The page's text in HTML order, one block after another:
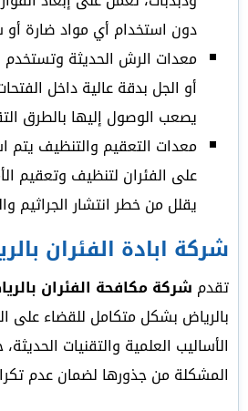
دون استخدام أي مواد ضارة
معدات الرش الحديثة وتستخدم
أو الجل بدقة عالية داخل
يصعب الوصول إليها بالطرق
معدات التعقيم والتنظيف يتم
على الفئران لتنظيف وتعقيم
يقلل من خطر انتشار الجراثيم
شركة ابادة الفئران
تقدم شركة مكافحة الفئران
بالرياض بشكل متكامل للقضاء على
الأساليب العلمية والتقنيات
المشكلة من جذورها لضمان عدم